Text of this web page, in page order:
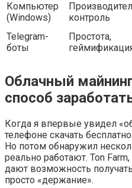
Компьютер
(Windows)
контроль
Telegram-
боты
Простота,
Облачный
способ
Когда я впервые увидел
телефоне скачать
Но потом обнаружил
реально работают. Ton
дают возможность
просто «держание».